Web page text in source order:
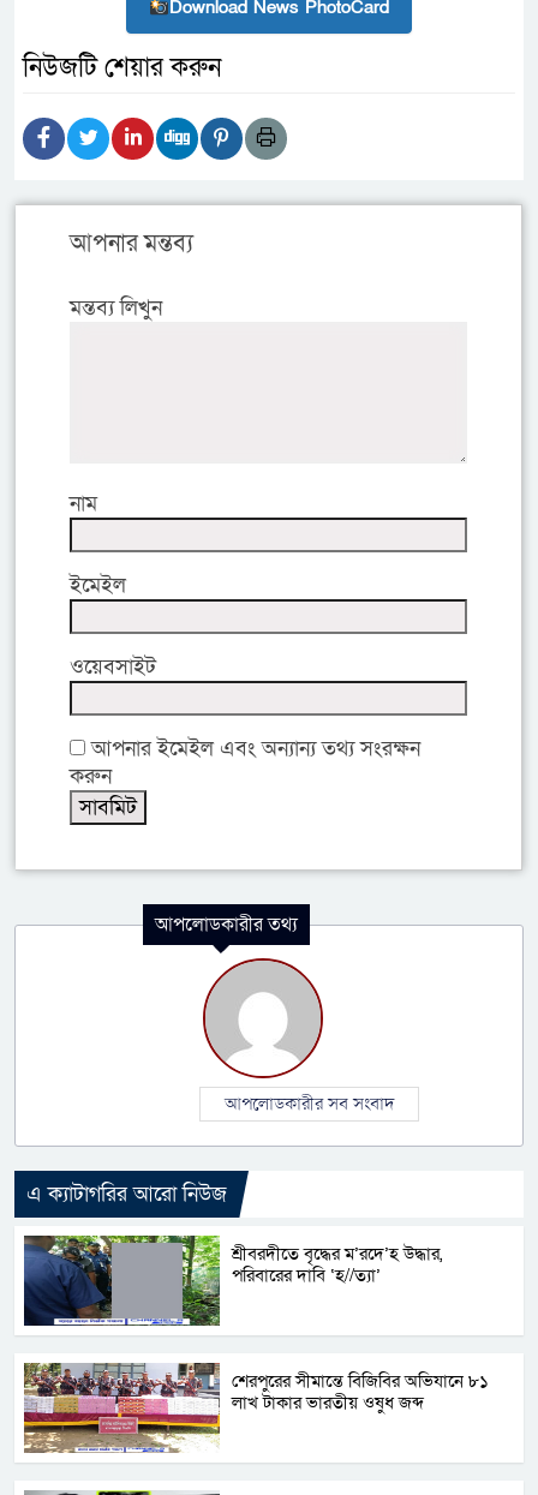
Download News PhotoCard
নিউজটি শেয়ার করুন
আপনার মন্তব্য
মন্তব্য লিখুন
নাম
ইমেইল
ওয়েবসাইট
আপনার ইমেইল এবং অন্যান্য তথ্য সংরক্ষন
করুন
আপলোডকারীর তথ্য
আপলোডকারীর সব সংবাদ
এ ক্যাটাগরির আরো নিউজ
শ্রীবরদীতে বৃদ্ধের ম’রদে’হ উদ্ধার,
পরিবারের দাবি ‘হ//ত্যা’
শেরপুরের সীমান্তে বিজিবির অভিযানে ৮১
লাখ টাকার ভারতীয় ওষুধ জব্দ